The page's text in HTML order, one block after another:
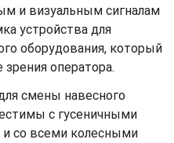
и визуальным сигналам
устройства для
оборудования, который
зрения оператора.
смены навесного
с гусеничными
и со всеми колесными